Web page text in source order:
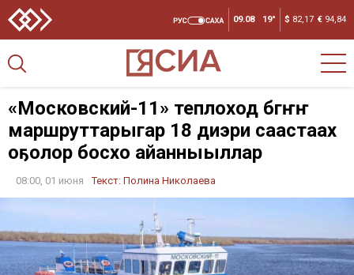
09.08 19° $ 82,17 € 94,84
«Московский-11» теплоход бүгүҥҥү
маршруттарыгар 18 диэри саастаах
оҕолор босхо айанныыллар
08:00, 01 июня Текст: Полина Николаева